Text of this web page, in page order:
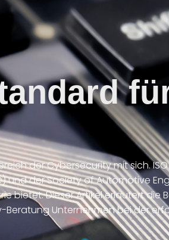
der Cybersecurity mit sich.
und der Society of Automotive
bietet. Dieser Artikel erläutert die
Beratung Unternehmen bei der